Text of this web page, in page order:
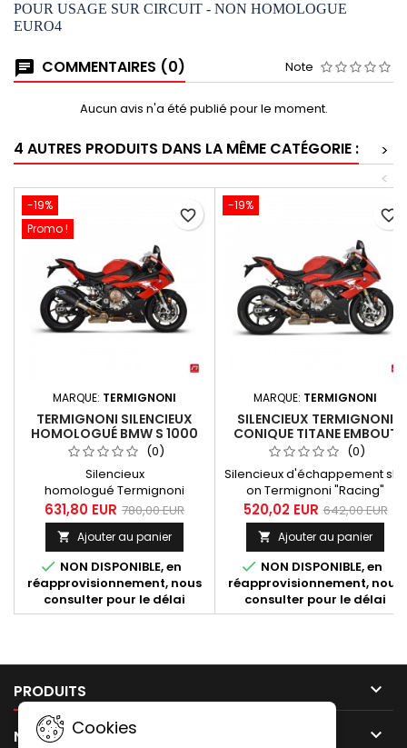
POUR USAGE SUR CIRCUIT - NON HOMOLOGUE
EURO4
COMMENTAIRES (0) Note
Aucun avis n'a été publié pour le moment.
4 AUTRES PRODUITS DANS LA MÊME CATÉGORIE :
>
<
-19%
Promo !
MARQUE: TERMIGNONI
TERMIGNONI SILENCIEUX
HOMOLOGUÉ BMW S 1000
RR 2019-2020 TITANE NOIR -
CARBONE
(0)
Silencieux
homologué Termignoni
destiné à la BMW S 1000 RR
2019-2020. Ce silencieux se
compose d'un tube de liaison
inox, d'un silencieux avec
enveloppe titane
avec traitement céramique
noir et d'un embout carbone.
631,80 EUR 780,00 EUR
 Ajouter au panier
 NON DISPONIBLE, en
réapprovisionnement, nous
consulter pour le délai
favorite_border
-19%
MARQUE: TERMIGNONI
SILENCIEUX TERMIGNONI
CONIQUE TITANE EMBOUT
ALUMINIUM CNC POUR BMW
S 1000 RR 2019-2020
(0)
Silencieux d'échappement slip
on Termignoni "Racing"
adatable au collecteur
d'origine pour BMW S 1000 RR
2019-2020. Très court dans le
style Moto GP, de forme
conique avec une finition titane
et un embout de
silencieux aluminium usine
520,02 EUR 642,00 EUR
 Ajouter au panier
 NON DISPONIBLE, en
réapprovisionnement, nous
consulter pour le délai
favorite_border
PRODUITS 
NOTRE SOCIÉTÉ 
Cookies